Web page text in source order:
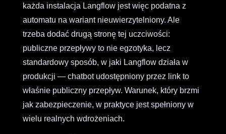
każda instalacja Langflow jest więc podatna z
automatu na wariant nieuwierzytelniony. Ale
trzeba dodać drugą stronę tej uczciwości:
publiczne przepływy to nie egzotyka, lecz
standardowy sposób, w jaki Langflow działa w
produkcji — chatbot udostępniony przez link to
właśnie publiczny przepływ. Warunek, który brzmi
jak zabezpieczenie, w praktyce jest spełniony w
wielu realnych wdrożeniach.